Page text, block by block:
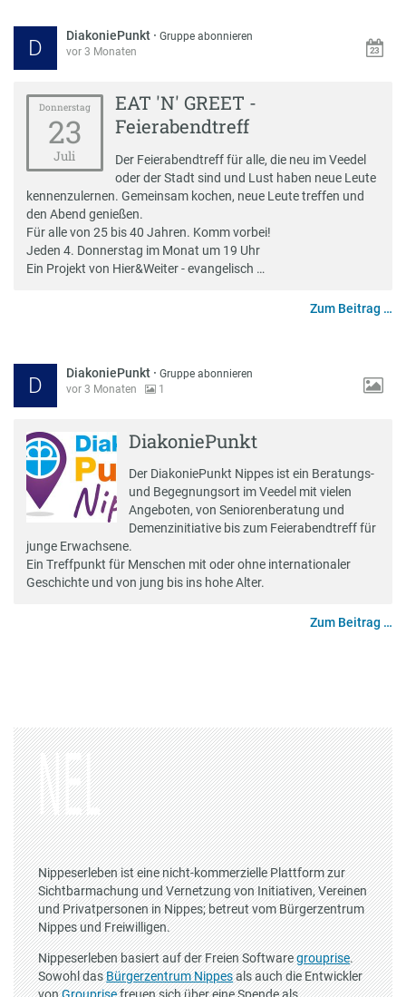
D DiakoniePunkt ·Gruppe abonnieren
vor 3 Monaten
Donnerstag
23
Juli
EAT 'N' GREET -
Feierabendtreff
Der Feierabendtreff für alle, die neu im Veedel
oder der Stadt sind und Lust haben neue Leute
kennenzulernen. Gemeinsam kochen, neue Leute treffen und
den Abend genießen.
Für alle von 25 bis 40 Jahren. Komm vorbei!
Jeden 4. Donnerstag im Monat um 19 Uhr
Ein Projekt von Hier&Weiter - evangelisch …
Zum Beitrag …
D DiakoniePunkt ·Gruppe abonnieren
vor 3 Monaten
1
DiakoniePunkt
Der DiakoniePunkt Nippes ist ein Beratungs-
und Begegnungsort im Veedel mit vielen
Angeboten, von Seniorenberatung und
Demenzinitiative bis zum Feierabendtreff für
junge Erwachsene.
Ein Treffpunkt für Menschen mit oder ohne internationaler
Geschichte und von jung bis ins hohe Alter.
Zum Beitrag …
Nippeserleben ist eine nicht-kommerzielle Plattform zur
Sichtbarmachung und Vernetzung von Initiativen, Vereinen
und Privatpersonen in Nippes; betreut vom Bürgerzentrum
Nippes und Freiwilligen.
Nippeserleben basiert auf der Freien Softwaregrouprise.
Sowohl dasBürgerzentrum Nippesals auch die Entwickler
vonGrouprisefreuen sich über eine Spende als